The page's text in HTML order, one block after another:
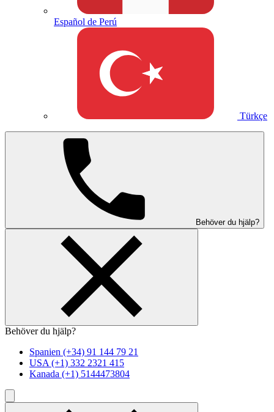
Español de Perú
Türkçe
Behöver du hjälp?
Behöver du hjälp?
Spanien (+34) 91 144 79 21
USA (+1) 332 2321 415
Kanada (+1) 5144473804